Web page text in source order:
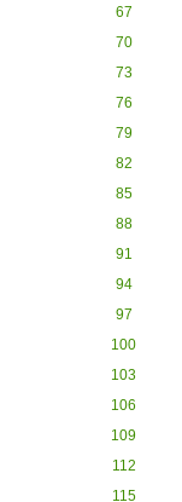
67
70
73
76
79
82
85
88
91
94
97
100
103
106
109
112
115